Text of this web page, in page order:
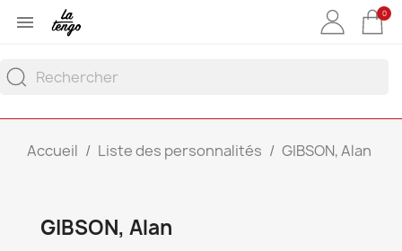
 0
Accueil Liste des personnalités GIBSON, Alan
GIBSON, Alan